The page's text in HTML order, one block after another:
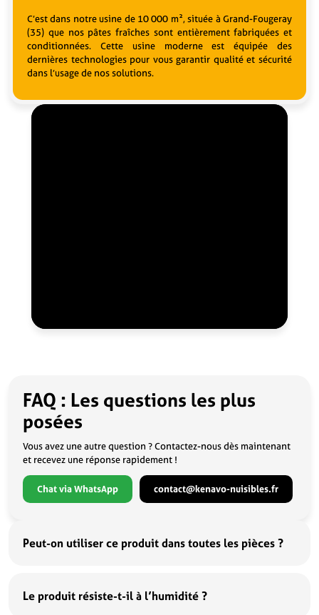
C’est dans notre usine de 10 000 m², située à Grand-Fougeray
(35) que nos pâtes fraîches sont entièrement fabriquées et
conditionnées. Cette usine moderne est équipée des
dernières technologies pour vous garantir qualité et sécurité
dans l’usage de nos solutions.
FAQ : Les questions les plus
posées
Vous avez une autre question ? Contactez-nous dès maintenant
et recevez une réponse rapidement !
Chat via WhatsApp contact@kenavo-nuisibles.fr
Peut-on utiliser ce produit dans toutes les pièces ?
Le produit résiste-t-il à l’humidité ?